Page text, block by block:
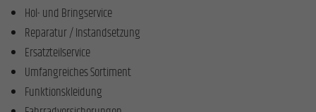
Hol- und Bringservice
Reparatur / Instandsetzung
Ersatzteilservice
Umfangreiches Sortiment
Funktionskleidung